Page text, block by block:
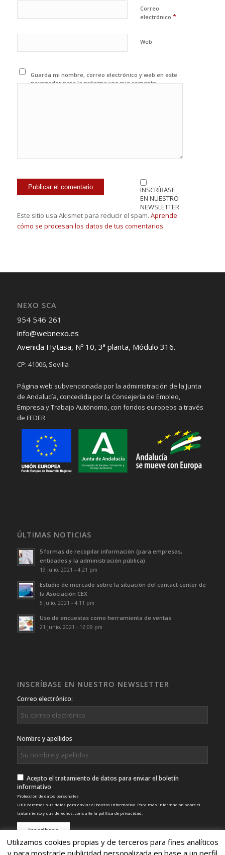
Correo
electrónico *
Web
Guarda mi nombre, correo electrónico y web en este
navegador para la próxima vez que comente.
INSCRÍBASE
EN NUESTRO
NEWSLETTER
Este sitio usa Akismet para reducir el spam. Aprende
cómo se procesan los datos de tus comentarios.
NEXO SCA
954 546 261
info@webnexo.es
Avenida Hytasa, Nº 10, 3ª planta, Módulo 316.
CP: 41006, Sevilla
Página web subvencionada por la administración de la Junta
de Andalucía, concedida por la Consejería de Empleo,
Empresa y Trabajo Autónomo, con fondos europeos a través
de FEDER
ÚLTIMAS NOTICIAS
5 formas de recopilar información (para empresas,
entidades y la administración pública)
19 julio, 2021 - 4:21 pm
Estudio de mercado sobre la situación del contact center de
la Asociación CEX
5 julio, 2021 - 4:11 pm
Uso de encuestas como herramienta de ventas
21 junio, 2021 - 12:09 pm
INSCRÍBASE EN NUESTRO NEWSLETTER
Correo electrónico:
Nombre y apellidos
Acepto el tratamiento de datos para enviar el boletín
informativo
Protección de datos personales
Utilizaremos sus datos para enviar el boletín informativo. Para más información sobre el
tratamiento y sus derechos, consulte la política de privacidad
Utilizamos cookies propias y de terceros para fines analíticos